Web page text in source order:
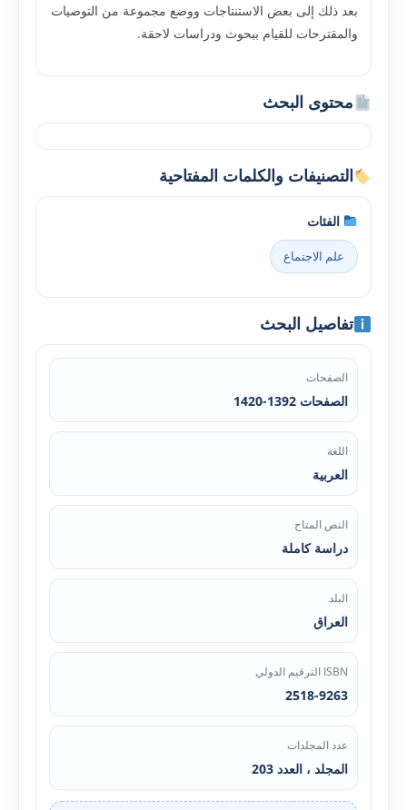
بعد ذلك إلى بعض الاستنتاجات ووضع مجموعة من التوصيات
والمقترحات للقيام ببحوث ودراسات لاحقة.
محتوى البحث
التصنيفات والكلمات المفتاحية
الفئات
علم الاجتماع
تفاصيل البحث
الصفحات
الصفحات 1392-1420
اللغة
العربية
النص المتاح
دراسة كاملة
البلد
العراق
ISBN الترقيم الدولي
2518-9263
عدد المجلدات
المجلد ، العدد 203